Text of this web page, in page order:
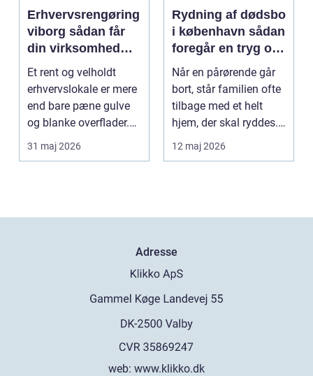
Erhvervsrengøring
viborg sådan får
din virksomhed
mere tid og bedre
arbejdsmiljø
Et rent og velholdt
erhvervslokale er mere
end bare pæne gulve
og blanke overflader.
Rengøringen påv...
31 maj 2026
Rydning af dødsbo
i københavn sådan
foregår en tryg og
effektiv proces
Når en pårørende går
bort, står familien ofte
tilbage med et helt
hjem, der skal ryddes.
Møbler, per...
12 maj 2026
Adresse
web: www.klikko.dk